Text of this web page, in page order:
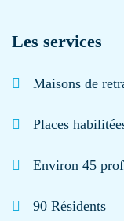
Les services
Maisons de
Places
Environ 45
90 Résidents